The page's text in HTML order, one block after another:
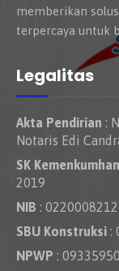
memberikan
terpercaya untuk
Legalitas
Akta Pendirian :
Notaris Edi
SK
2019
NIB :
SBU Konstruksi :
NPWP :